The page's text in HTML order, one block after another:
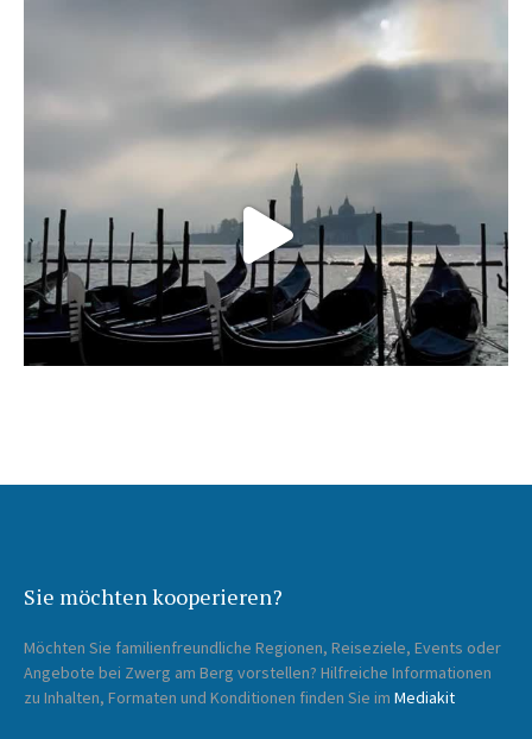
Sie möchten kooperieren?
Möchten Sie familienfreundliche Regionen, Reiseziele, Events oder
Angebote bei Zwerg am Berg vorstellen? Hilfreiche Informationen
zu Inhalten, Formaten und Konditionen finden Sie im Mediakit